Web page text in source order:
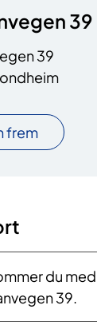
39
39
frem
du
39.